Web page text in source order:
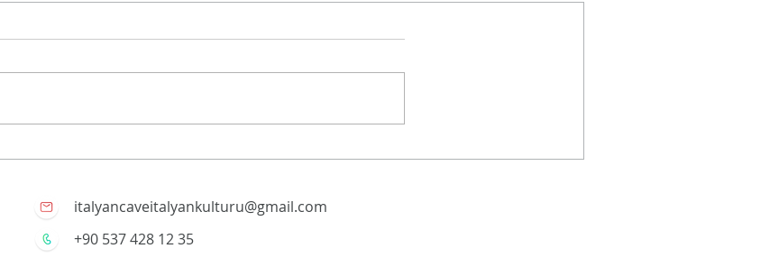
Cenova'nın Lezzetleri -II
italyancaveitalyankulturu@gmail.com
+90 537 428 12 35